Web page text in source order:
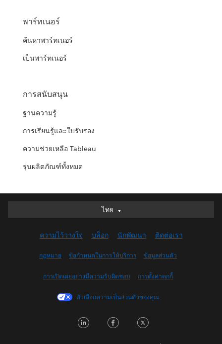
พาร์ทเนอร์
ค้นหาพาร์ทเนอร์
เป็นพาร์ทเนอร์
การสนับสนุน
ฐานความรู้
การเรียนรู้และใบรับรอง
ความช่วยเหลือ Tableau
รุ่นผลิตภัณฑ์ทั้งหมด
ไทย
ไทย
English (UK)
English (US)
Français (Canada)
Français (France)
日本語
ความไว้วางใจ บล็อก นักพัฒนา ติดต่อเรา
กฎหมาย ข้อกำหนดในการให้บริการ ข้อมูลส่วนตัว
การเปิดเผยอย่างมีความรับผิดชอบ การตั้งค่าคุกกี้
ตัวเลือกความเป็นส่วนตัวของคุณ